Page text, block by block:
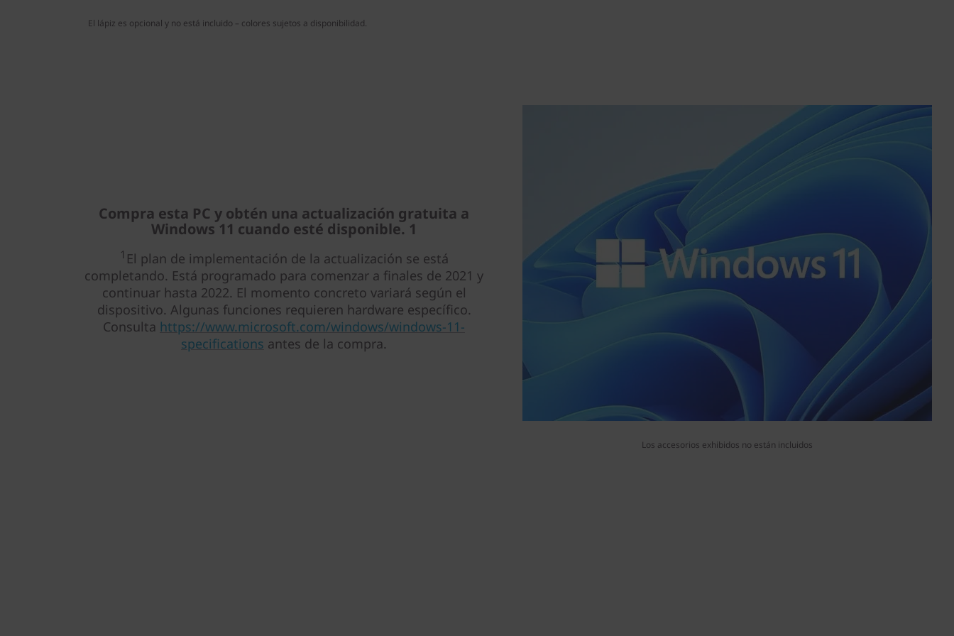
El lápiz es opcional y no está incluido – colores sujetos a disponibilidad.
Los accesorios exhibidos no están incluidos
Compra esta PC y obtén una actualización gratuita a
Windows 11 cuando esté disponible. 1
1 El plan de implementación de la actualización se está
completando. Está programado para comenzar a finales de 2021 y
continuar hasta 2022. El momento concreto variará según el
dispositivo. Algunas funciones requieren hardware específico.
Consulta https://www.microsoft.com/windows/windows-11-
specifications antes de la compra.